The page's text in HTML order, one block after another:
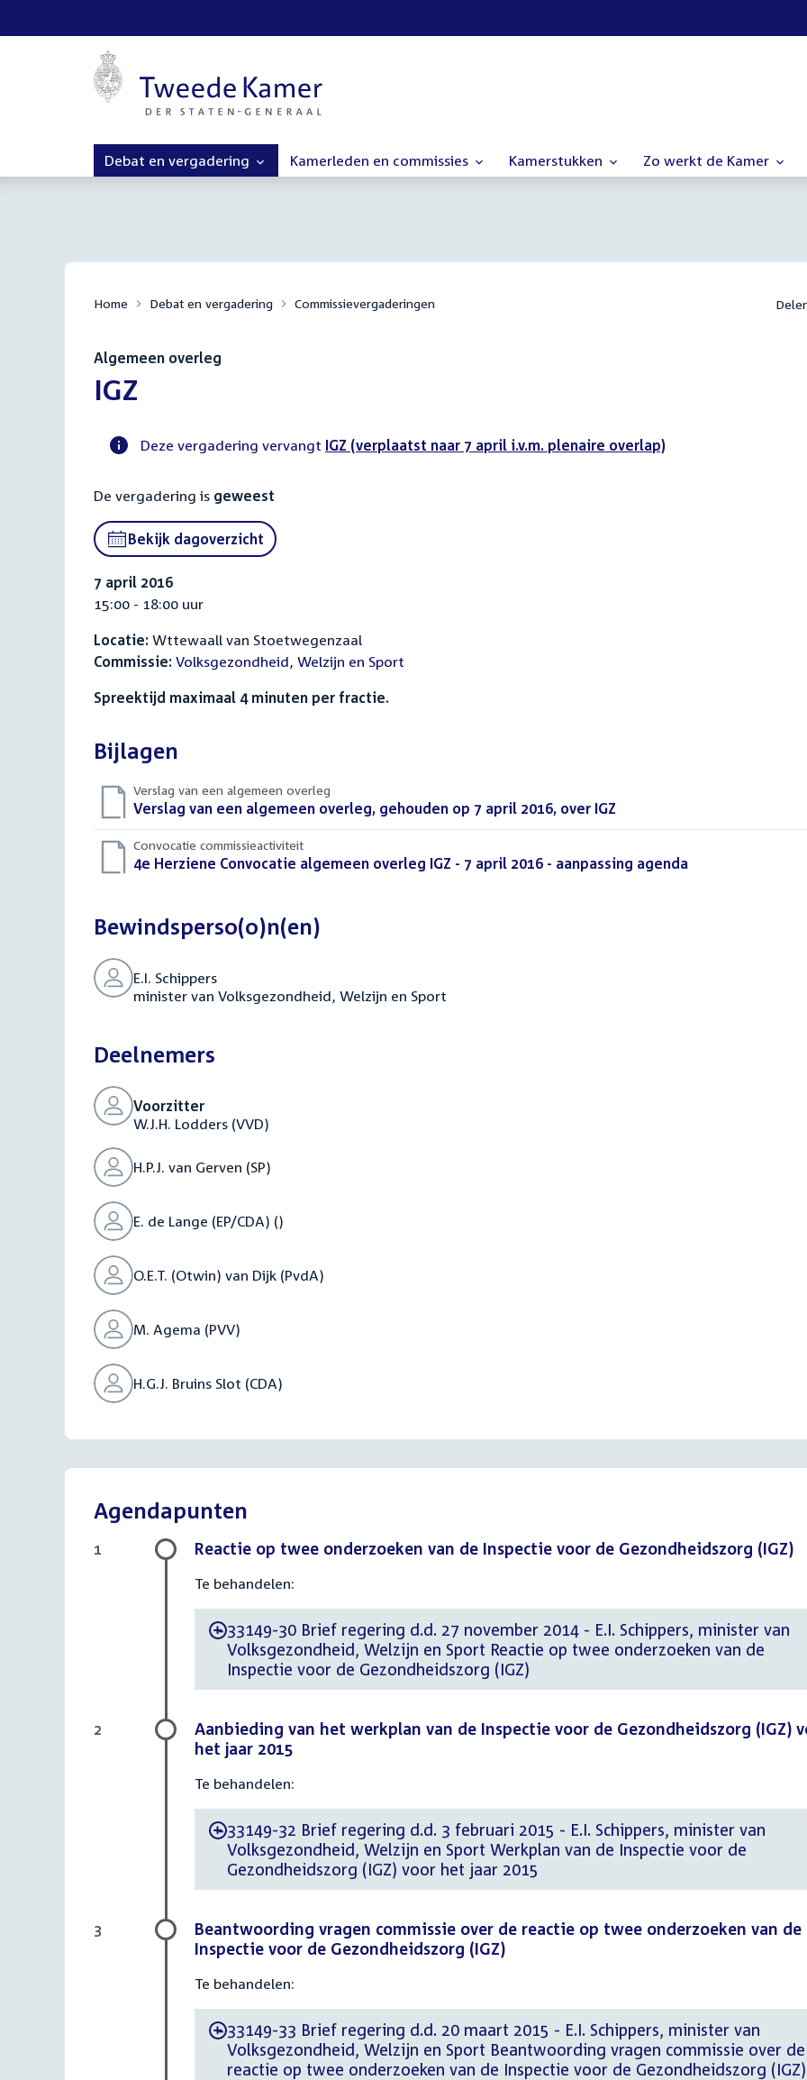
Debat en vergadering Kamerleden en commissies Kamerstukken Zo werkt de Kamer
Home Debat en vergadering Commissievergaderingen
Algemeen overleg
:IGZ
commissie
activiteit
Deze vergadering vervangt IGZ (verplaatst naar 7 april i.v.m. plenaire overlap)
De vergadering is geweest
Bekijk dagoverzicht
7 april 2016
15:00 - 18:00 uur
Locatie: Wttewaall van Stoetwegenzaal
Commissie: Volksgezondheid, Welzijn en Sport
Spreektijd maximaal 4 minuten per fractie.
Bijlagen
Verslag van een algemeen overleg
Download
bestand:
Verslag van een algemeen overleg, gehouden op 7 april 2016, over IGZ
Convocatie commissieactiviteit
Download
4e Herziene Convocatie algemeen overleg IGZ - 7 april 2016 - aanpassing agenda
Bewindsperso(o)n(en)
E.I. Schippers
minister van Volksgezondheid, Welzijn en Sport
Deelnemers
Voorzitter
W.J.H. Lodders (VVD)
H.P.J. van Gerven (SP)
E. de Lange (EP/CDA) ()
O.E.T. (Otwin) van Dijk (PvdA)
M. Agema (PVV)
H.G.J. Bruins Slot (CDA)
Agendapunten
Reactie op twee onderzoeken van de Inspectie voor de Gezondheidszorg (IGZ)
Te behandelen:
-33149-30 Brief regering d.d. 27 november 2014 - E.I. Schippers, minister van
Volksgezondheid, Welzijn en Sport Reactie op twee onderzoeken van de
Inspectie voor de Gezondheidszorg (IGZ)
1
Aanbieding van het werkplan van de Inspectie voor de Gezondheidszorg (IGZ)
het jaar 2015
Te behandelen:
-33149-32 Brief regering d.d. 3 februari 2015 - E.I. Schippers, minister van
Volksgezondheid, Welzijn en Sport Werkplan van de Inspectie voor de
Gezondheidszorg (IGZ) voor het jaar 2015
2
Beantwoording vragen commissie over de reactie op twee onderzoeken van de
Inspectie voor de Gezondheidszorg (IGZ)
Te behandelen:
-33149-33 Brief regering d.d. 20 maart 2015 - E.I. Schippers, minister van
Volksgezondheid, Welzijn en Sport Beantwoording vragen commissie over de
reactie op twee onderzoeken van de Inspectie voor de Gezondheidszorg (IGZ)
3